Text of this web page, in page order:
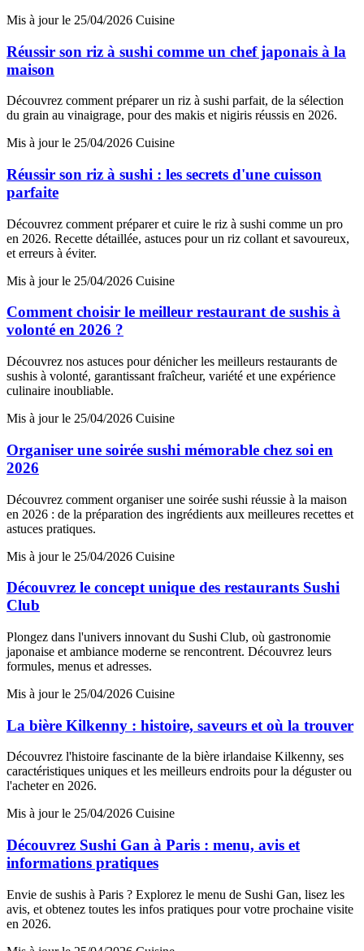
Mis à jour le 25/04/2026 Cuisine
Réussir son riz à sushi comme un chef japonais à la
maison
Découvrez comment préparer un riz à sushi parfait, de la sélection
du grain au vinaigrage, pour des makis et nigiris réussis en 2026.
Mis à jour le 25/04/2026 Cuisine
Réussir son riz à sushi : les secrets d'une cuisson
parfaite
Découvrez comment préparer et cuire le riz à sushi comme un pro
en 2026. Recette détaillée, astuces pour un riz collant et savoureux,
et erreurs à éviter.
Mis à jour le 25/04/2026 Cuisine
Comment choisir le meilleur restaurant de sushis à
volonté en 2026 ?
Découvrez nos astuces pour dénicher les meilleurs restaurants de
sushis à volonté, garantissant fraîcheur, variété et une expérience
culinaire inoubliable.
Mis à jour le 25/04/2026 Cuisine
Organiser une soirée sushi mémorable chez soi en
2026
Découvrez comment organiser une soirée sushi réussie à la maison
en 2026 : de la préparation des ingrédients aux meilleures recettes et
astuces pratiques.
Mis à jour le 25/04/2026 Cuisine
Découvrez le concept unique des restaurants Sushi
Club
Plongez dans l'univers innovant du Sushi Club, où gastronomie
japonaise et ambiance moderne se rencontrent. Découvrez leurs
formules, menus et adresses.
Mis à jour le 25/04/2026 Cuisine
La bière Kilkenny : histoire, saveurs et où la trouver
Découvrez l'histoire fascinante de la bière irlandaise Kilkenny, ses
caractéristiques uniques et les meilleurs endroits pour la déguster ou
l'acheter en 2026.
Mis à jour le 25/04/2026 Cuisine
Découvrez Sushi Gan à Paris : menu, avis et
informations pratiques
Envie de sushis à Paris ? Explorez le menu de Sushi Gan, lisez les
avis, et obtenez toutes les infos pratiques pour votre prochaine visite
en 2026.